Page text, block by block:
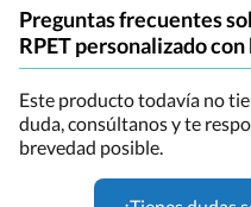
Preguntas frecuentes
RPET personalizado
Este producto todavía no
duda, consúltanos y te
brevedad posible.